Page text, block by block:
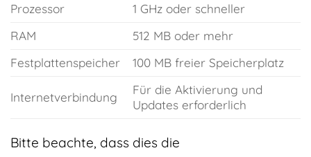
Prozessor
1 GHz oder schneller
RAM
512 MB oder mehr
Festplattenspeicher
100 MB freier Speicherplatz
Internetverbindung
Für die Aktivierung und
Updates erforderlich
Bitte beachte, dass dies die